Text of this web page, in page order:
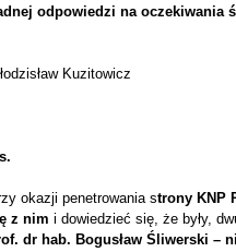
odpowiedzi na oczekiwania
Kuzitowicz
okazji penetrowania strony KNP
z nim i dowiedzieć się, że były,
dr hab. Bogusław Śliwerski –